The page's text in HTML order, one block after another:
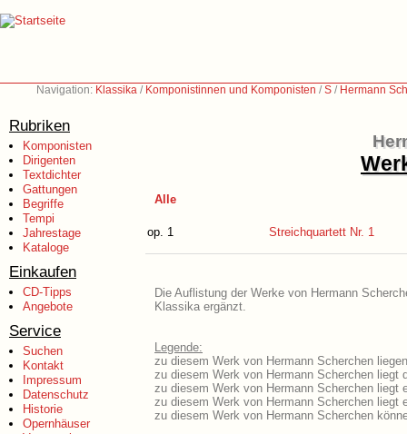
Navigation: Klassika / Komponistinnen und Komponisten /S / Hermann
Rubriken
Komponisten
Dirigenten
Textdichter
Gattungen
Begriffe
Tempi
Jahrestage
Kataloge
Einkaufen
CD-Tipps
Angebote
Service
Suchen
Kontakt
Impressum
Datenschutz
Historie
Opernhäuser
Alle
op. 1 Streichquartett Nr. 1
Die Auflistung der Werke von Hermann
Klassika ergänzt.
Legende:
zu diesem Werk von Hermann Scherchen
zu diesem Werk von Hermann Scherchen liegt
zu diesem Werk von Hermann Scherchen liegt
zu diesem Werk von Hermann Scherchen liegt
zu diesem Werk von Hermann Scherchen